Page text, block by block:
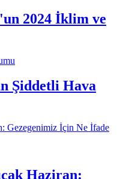
2024 İklim ve
Şiddetli Hava
Haziran: